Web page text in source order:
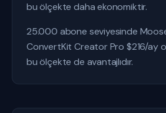
bu ölçekte daha ekonomiktir.
25.000 abone seviyesinde
ConvertKit Creator Pro $216/ay
bu ölçekte de avantajlıdır.